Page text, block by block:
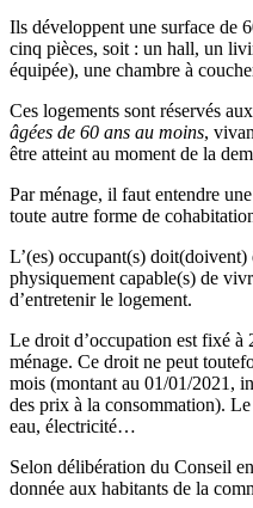
Ils développent une surface de
cinq pièces, soit : un hall, un
équipée), une chambre à
Ces logements sont réservés
âgées de 60 ans au moins,
être atteint au moment de la
Par ménage, il faut entendre
toute autre forme de
L’(es) occupant(s) doit(doivent)
physiquement capable(s) de
d’entretenir le logement.
Le droit d’occupation est fixé à
ménage. Ce droit ne peut
mois (montant au 01/01/2021,
des prix à la consommation).
eau, électricité…
Selon délibération du Conseil
donnée aux habitants de la